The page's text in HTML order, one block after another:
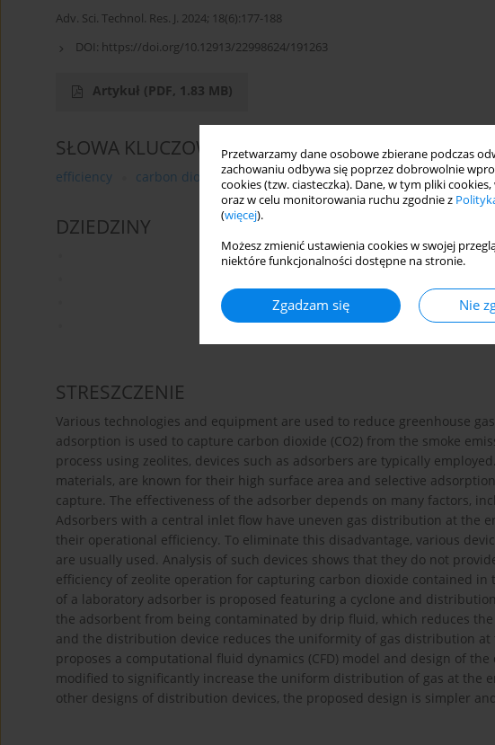
Przetwarzamy dane osobowe zbierane podczas
zachowaniu odbywa się poprzez dobrowolnie
cookies (tzw. ciasteczka). Dane, w tym pliki
oraz w celu monitorowania ruchu zgodnie z
(więcej).
Możesz zmienić ustawienia cookies w swojej
niektóre funkcjonalności dostępne na stronie.
Zgadzam się Nie
Adv. Sci. Technol. Res. J. 2024; 18(6):177-188
DOI: https://doi.org/10.12913/22998624/191263
Artykuł (PDF, 1.83 MB)
SŁOWA KLUCZOWE
efficiency carbon dioxide zeolite computational fluid dynamics
DZIEDZINY
STRESZCZENIE
Various technologies and equipment are used to reduce greenhouse
adsorption is used to capture carbon dioxide (CO2) from the smoke
process using zeolites, devices such as adsorbers are typically
materials, are known for their high surface area and selective
capture. The effectiveness of the adsorber depends on many factors,
Adsorbers with a central inlet flow have uneven gas distribution at the
their operational efficiency. To eliminate this disadvantage, various
are usually used. Analysis of such devices shows that they do not
efficiency of zeolite operation for capturing carbon dioxide contained in
of a laboratory adsorber is proposed featuring a cyclone and
the adsorbent from being contaminated by drip fluid, which reduces
and the distribution device reduces the uniformity of gas distribution
proposes a computational fluid dynamics (CFD) model and design of
modified to significantly increase the uniform distribution of gas at the
other designs of distribution devices, the proposed design is simpler